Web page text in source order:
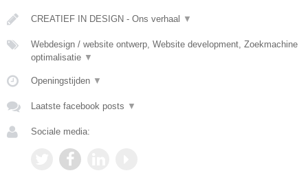
CREATIEF IN DESIGN - Ons verhaal ▼
Webdesign / website ontwerp, Website development, Zoekmachine
optimalisatie ▼
Openingstijden ▼
Laatste facebook posts ▼
Sociale media: